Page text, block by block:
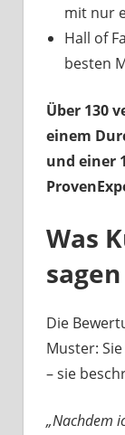
mit nur
Hall of
besten
Über 130
einem
und einer
Was
sagen
Die
Muster:
– sie
„Nachdem